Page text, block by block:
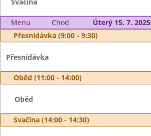
Menu Chod
Úterý 15. 7. 2025
Přesnídávka (9:00 - 9:30)
Přesnídávka
Oběd (11:00 - 14:00)
Oběd
Svačina (14:00 - 14:30)